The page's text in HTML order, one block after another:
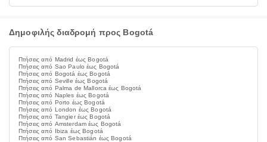
Δημοφιλής διαδρομή προς Bogotá
Πτήσεις από Madrid έως Bogotá
Πτήσεις από Sao Paulo έως Bogotá
Πτήσεις από Bogotá έως Bogotá
Πτήσεις από Seville έως Bogotá
Πτήσεις από Palma de Mallorca έως Bogotá
Πτήσεις από Naples έως Bogotá
Πτήσεις από Porto έως Bogotá
Πτήσεις από London έως Bogotá
Πτήσεις από Tangier έως Bogotá
Πτήσεις από Amsterdam έως Bogotá
Πτήσεις από Ibiza έως Bogotá
Πτήσεις από San Sebastián έως Bogotá